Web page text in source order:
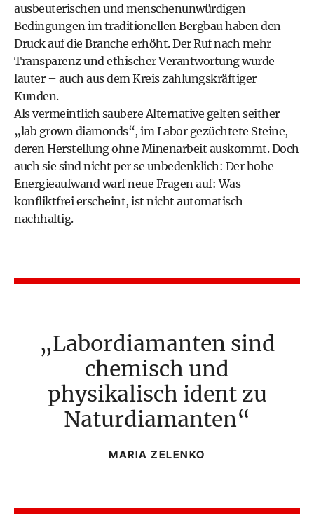
ausbeuterischen und menschenunwürdigen
Bedingungen im traditionellen Bergbau haben den
Druck auf die Branche erhöht. Der Ruf nach mehr
Transparenz und ethischer Verantwortung wurde
lauter – auch aus dem Kreis zahlungskräftiger
Kunden.
Als vermeintlich saubere Alternative gelten seither
„lab grown diamonds“, im Labor gezüchtete Steine,
deren Herstellung ohne Minenarbeit auskommt. Doch
auch sie sind nicht per se unbedenklich: Der hohe
Energieaufwand warf neue Fragen auf: Was
konfliktfrei erscheint, ist nicht automatisch
nachhaltig.
Labordiamanten sind
chemisch und
physikalisch ident zu
Naturdiamanten
MARIA ZELENKO